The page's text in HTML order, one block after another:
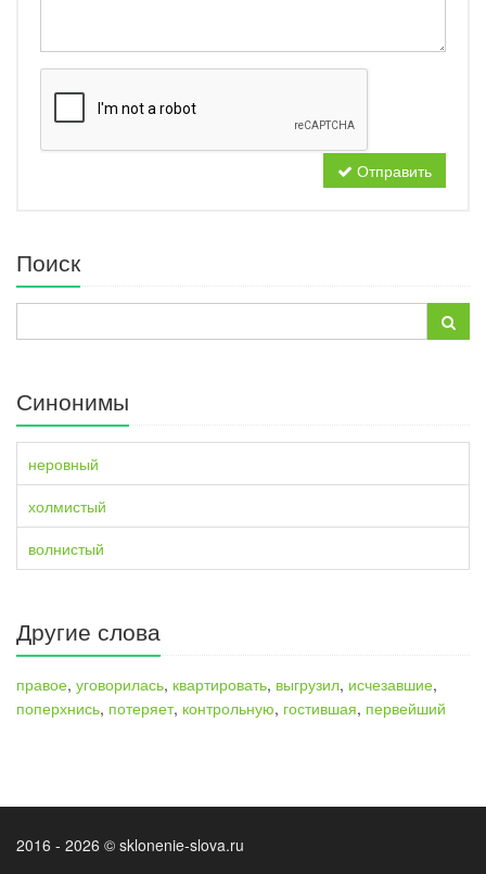
Отправить
Поиск
Синонимы
неровный
холмистый
волнистый
Другие слова
правое, уговорилась, квартировать, выгрузил, исчезавшие,
поперхнись, потеряет, контрольную, гостившая, первейший
2016 - 2026 © sklonenie-slova.ru